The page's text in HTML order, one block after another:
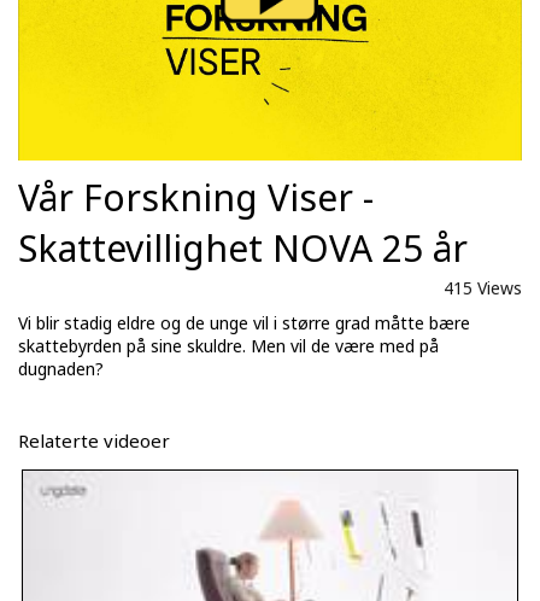
Vår Forskning Viser -
Skattevillighet NOVA 25 år
415 Views
Vi blir stadig eldre og de unge vil i større grad måtte bære
skattebyrden på sine skuldre. Men vil de være med på
dugnaden?
Relaterte videoer